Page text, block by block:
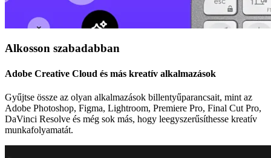
Alkosson szabadabban
Adobe Creative Cloud és más kreatív alkalmazások
Gyűjtse össze az olyan alkalmazások billentyűparancsait, mint az
Adobe Photoshop, Figma, Lightroom, Premiere Pro, Final Cut Pro,
DaVinci Resolve és még sok más, hogy leegyszerűsíthesse kreatív
munkafolyamatát.